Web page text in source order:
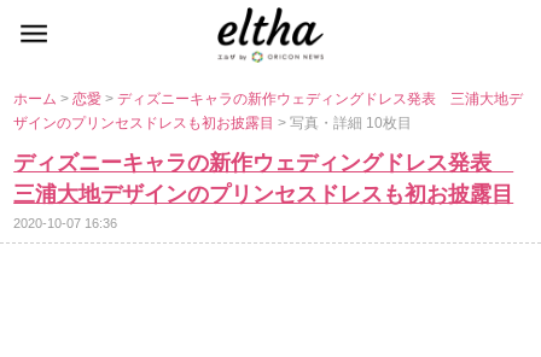
ホーム>恋愛>ディズニーキャラの新作ウェディングドレス発表 三浦大地デ
ザインのプリンセスドレスも初お披露目> 写真・詳細 10枚目
ディズニーキャラの新作ウェディングドレス発表
三浦大地デザインのプリンセスドレスも初お披露目
2020-10-07 16:36